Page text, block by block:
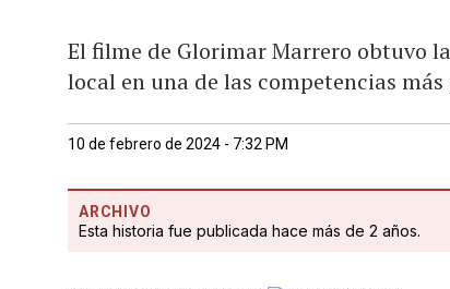
El filme de Glorimar Marrero obtuvo
local en una de las competencias
10 de febrero de 2024 - 7:32 PM
ARCHIVO
Esta historia fue publicada hace más de 2 años.